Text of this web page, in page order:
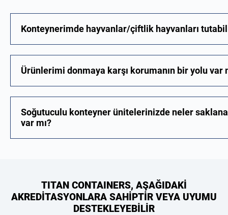
Konteynerimde hayvanlar/çiftlik hayvanları
Ürünlerimi donmaya karşı korumanın bir yolu var
Soğutuculu konteyner ünitelerinizde neler
var mı?
TITAN CONTAINERS, AŞAĞIDAKİ
AKREDİTASYONLARA SAHİPTİR VEYA UYUMU
DESTEKLEYEBİLİR